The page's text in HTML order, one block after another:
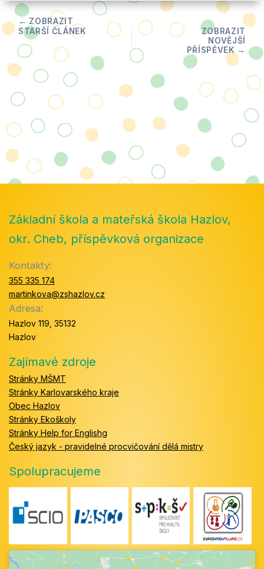
Základní škola a mateřská škola Hazlov,
okr. Cheb, příspěvková organizace
Kontakty:
355 335 174
martinkova@zshazlov.cz
Adresa:
Hazlov 119, 35132
Hazlov
Zajímavé zdroje
Stránky MŠMT
Stránky Karlovarského kraje
Obec Hazlov
Stránky Ekoškoly
Stránky Help for Englishg
Český jazyk - pravidelné procvičování dělá mistry
Spolupracujeme